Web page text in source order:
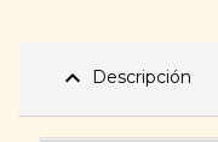
expand_less Descripción